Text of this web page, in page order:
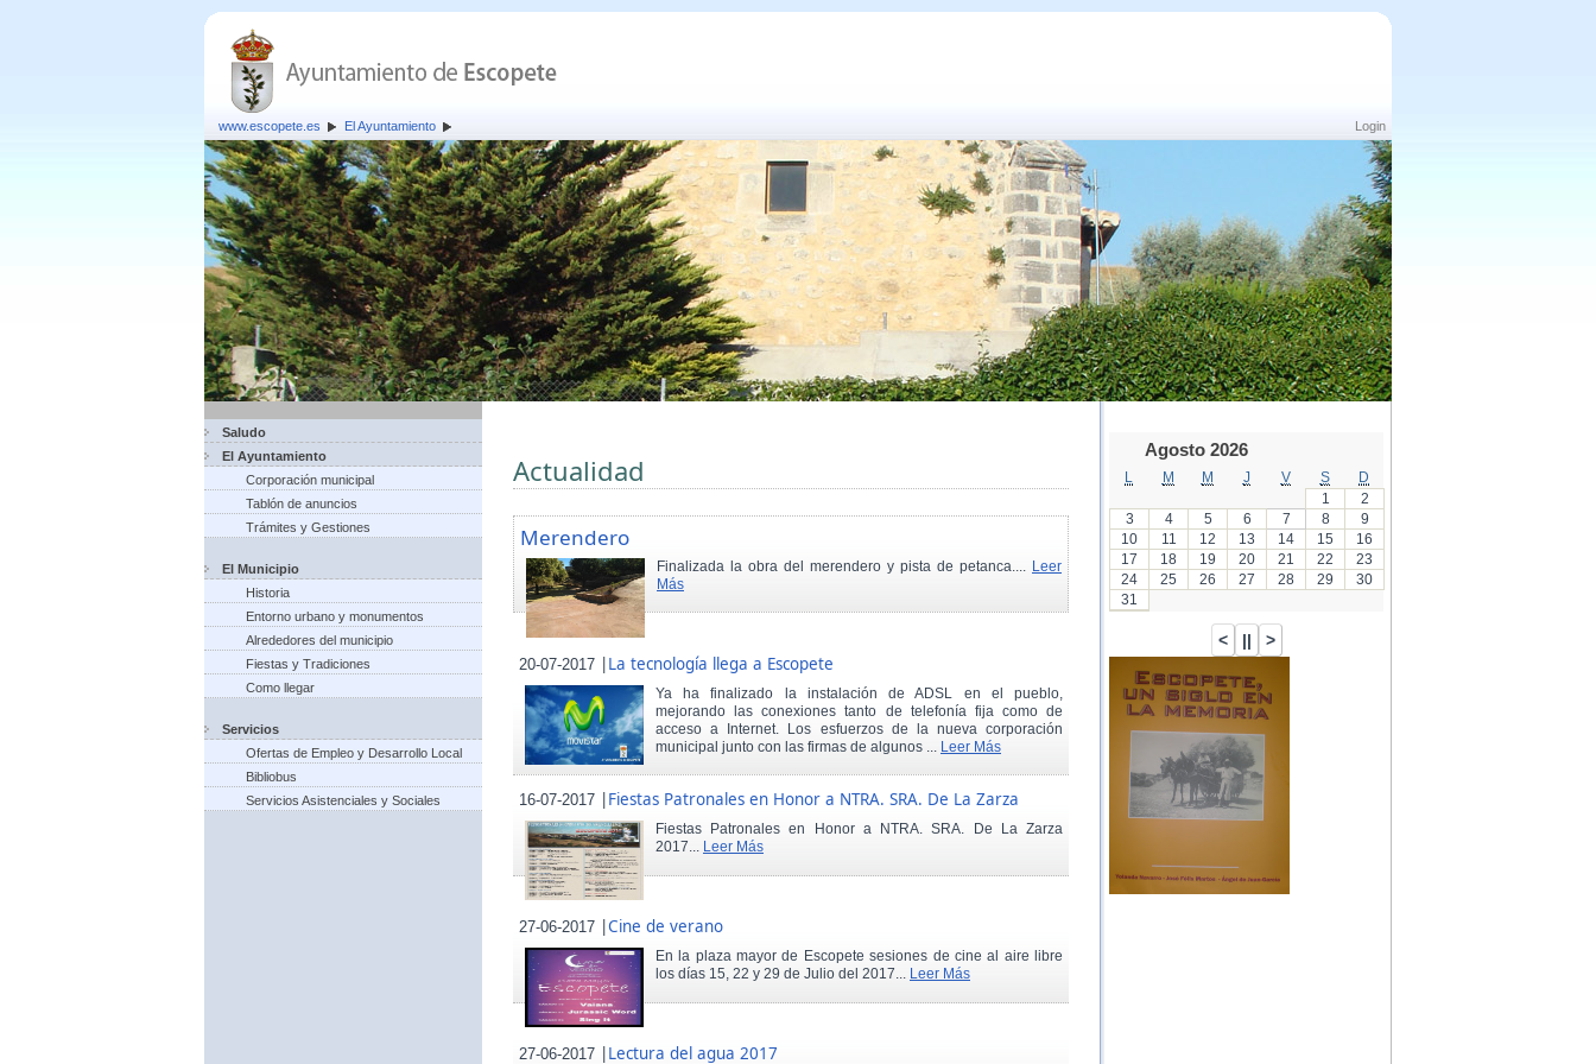
Login
www.escopete.es El Ayuntamiento
Saludo
El Ayuntamiento
Corporación municipal
Tablón de anuncios
Trámites y Gestiones
El Municipio
Historia
Entorno urbano y monumentos
Alrededores del municipio
Fiestas y Tradiciones
Como llegar
Servicios
Ofertas de Empleo y Desarrollo Local
Bibliobus
Servicios Asistenciales y Sociales
Actualidad
Merendero
Finalizada la obra del merendero y pista de petanca.... Leer
Más
20-07-2017 |La tecnología llega a Escopete
Ya ha finalizado la instalación de ADSL en el pueblo,
mejorando las conexiones tanto de telefonía fija como de
acceso a Internet. Los esfuerzos de la nueva corporación
municipal junto con las firmas de algunos ... Leer Más
16-07-2017 |Fiestas Patronales en Honor a NTRA. SRA. De La Zarza
Fiestas Patronales en Honor a NTRA. SRA. De La Zarza
2017... Leer Más
27-06-2017 |Cine de verano
En la plaza mayor de Escopete sesiones de cine al aire libre
los días 15, 22 y 29 de Julio del 2017... Leer Más
27-06-2017 |Lectura del agua 2017
Agosto 2026
M M J V S
D
1
2
3
4 5 6 7 8
9
10
11 12 13 14 15
16
17
18 19 20 21 22
23
24
25 26 27 28 29
30
31